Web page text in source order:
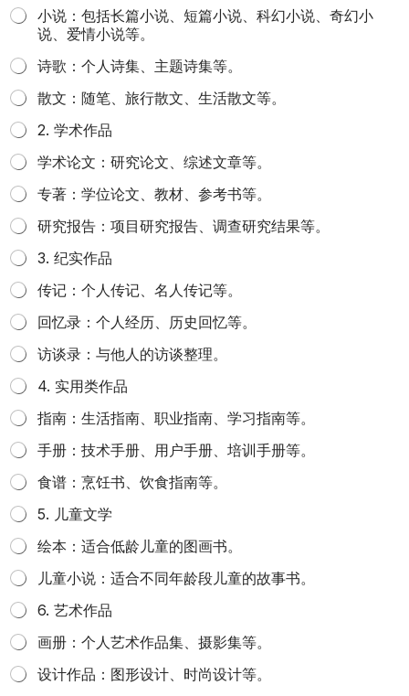
小说：包括长篇小说、短篇小说、科幻小说、奇幻小
说、爱情小说等。
诗歌：个人诗集、主题诗集等。
散文：随笔、旅行散文、生活散文等。
2. 学术作品
学术论文：研究论文、综述文章等。
专著：学位论文、教材、参考书等。
研究报告：项目研究报告、调查研究结果等。
3. 纪实作品
传记：个人传记、名人传记等。
回忆录：个人经历、历史回忆等。
访谈录：与他人的访谈整理。
4. 实用类作品
指南：生活指南、职业指南、学习指南等。
手册：技术手册、用户手册、培训手册等。
食谱：烹饪书、饮食指南等。
5. 儿童文学
绘本：适合低龄儿童的图画书。
儿童小说：适合不同年龄段儿童的故事书。
6. 艺术作品
画册：个人艺术作品集、摄影集等。
设计作品：图形设计、时尚设计等。